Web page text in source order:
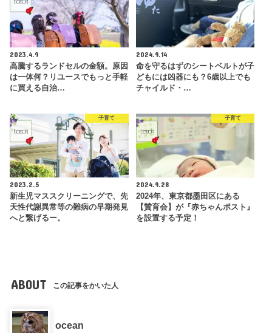
2023.4.9
高騰するランドセルの金額。原因
は一体何？リユースでもっと手軽
に買える自治…
2024.9.14
命を守るはずのシートベルトが子
どもには凶器にも？6歳以上でも
チャイルド・…
子育て
2023.2.5
新生児マススクリーニングで、先
天性代謝異常等の難病の早期発見
へと繋げるー。
子育て
2024.9.28
2024年、東京都墨田区にある
【賛育会】が『赤ちゃんポスト』
を設置する予定！
ABOUT この記事をかいた人
ocean